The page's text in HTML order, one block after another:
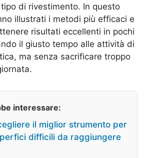
di rivestimento. In questo
illustrati i metodi più efficaci e
risultati eccellenti in pochi
il giusto tempo alle attività di
ma senza sacrificare troppo
interessare:
il miglior strumento per
difficili da raggiungere